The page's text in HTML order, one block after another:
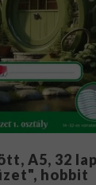
A5, 32
hobbit